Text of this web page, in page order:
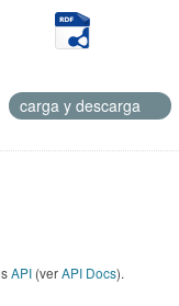
carga y descarga
API (verAPI Docs).